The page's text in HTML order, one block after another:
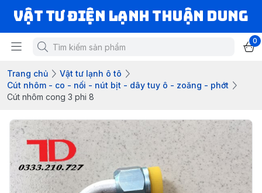
VẬT TƯ ĐIỆN LẠNH THUẬN DUNG
0
Trang chủ
Vật tư lạnh ô tô
Cút nhôm - co - nối - nút bịt - dây tuy ô - zoăng - phớt
Cút nhôm cong 3 phi 8